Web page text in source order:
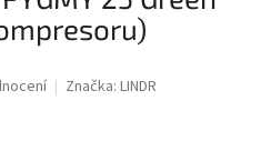
Značka: LINDR